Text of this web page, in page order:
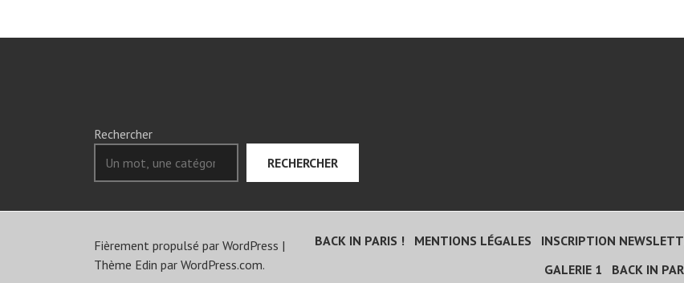
Rechercher
RECHERCHER
Fièrement propulsé par WordPress |
Thème Edin par WordPress.com.
BACK IN PARIS ! MENTIONS LÉGALES INSCRIPTION
GALERIE 1
BACK IN